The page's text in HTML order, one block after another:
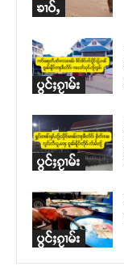
ၶၢဝ်ႇ
ပွင်ႈၵႂၢမ်း
ပွင်ႈၵႂၢမ်း
ပွင်ႈၵႂၢမ်း